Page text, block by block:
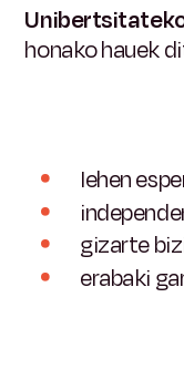
honako hauek
lehen
gizarte
erabaki